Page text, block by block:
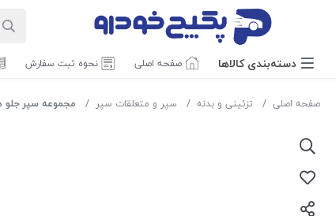
دسته‌بندی‌ کالاها صفحه اصلی نحوه ثبت سفارش
صفحه اصلی تزئینی و بدنه سپر و متعلقات سپر مجموعه سپر جلو دیاق